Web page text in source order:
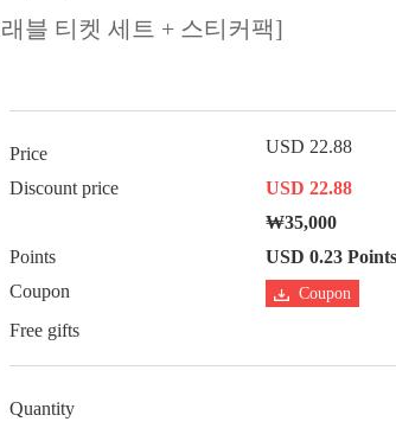
블 티켓 세트 + 스티커팩]
Price USD 22.88
Discount price
USD 22.88
₩35,000
Points
USD 0.23 Points
Coupon
Coupon
Free gifts
Quantity